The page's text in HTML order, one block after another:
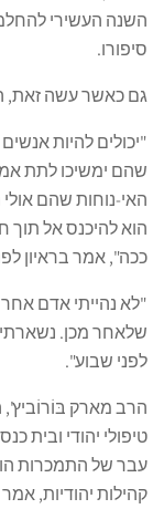
השנה העשירי
סיפורו.
גם כאשר עשה זאת,
"יכולים להיות
שהם ימשיכו לתת
האי-נוחות שהם
הוא להיכנס אל
ככה", אמר בראיון
"לא נהייתי אדם אחר
שלאחר מכן.
לפני שבוע".
הרב מארק
טיפולי יהודי
עבר של התמכרות
קהילות יהודיות,